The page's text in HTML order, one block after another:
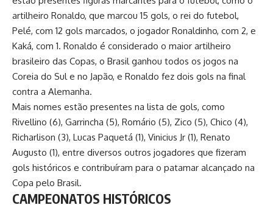
artilheiro Ronaldo, que marcou 15 gols, o rei do futebol,
Pelé, com 12 gols marcados, o jogador Ronaldinho, com 2, e
Kaká, com 1. Ronaldo é considerado o maior artilheiro
brasileiro das Copas, o Brasil ganhou todos os jogos na
Coreia do Sul e no Japão, e Ronaldo fez dois gols na final
contra a Alemanha.
Mais nomes estão presentes na lista de gols, como
Rivellino (6), Garrincha (5), Romário (5), Zico (5), Chico (4),
Richarlison (3), Lucas Paquetá (1), Vinicius Jr (1), Renato
Augusto (1), entre diversos outros jogadores que fizeram
gols históricos e contribuíram para o patamar alcançado na
Copa pelo Brasil.
CAMPEONATOS HISTÓRICOS